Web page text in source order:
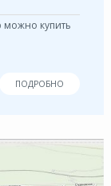
можно купить
ПОДРОБНО